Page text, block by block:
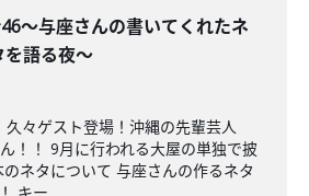
〜与座さんの書いてくれたネ
を語る夜〜
々ゲスト登場！沖縄の先輩芸人
！！ 9月に行われる大屋の単独で披
ネタについて 与座さんの作るネタ